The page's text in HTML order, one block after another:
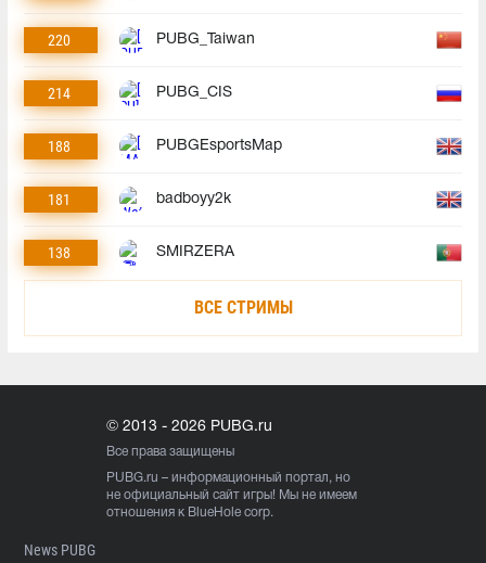
220 PUBG_Taiwan
214 PUBG_CIS
188 PUBGEsportsMap
181 badboyy2k
138 SMIRZERA
ВСЕ СТРИМЫ
© 2013 - 2026 PUBG.ru
Все права защищены
PUBG.ru – информационный портал, но
не официальный сайт игры! Мы не имеем
отношения к BlueHole corp.
News PUBG